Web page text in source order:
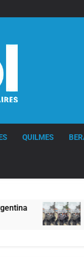
QUILMES
Figuras
20 Horas